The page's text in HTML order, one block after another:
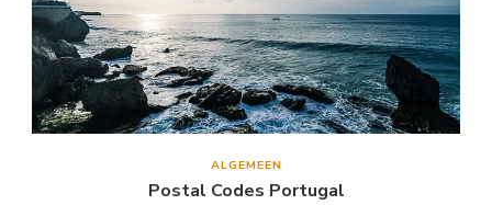
ALGEMEEN
Postal Codes Portugal